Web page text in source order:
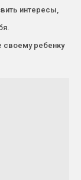
интересы,
своему ребенку